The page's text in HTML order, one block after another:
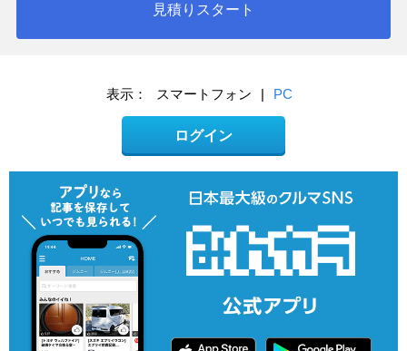
見積りスタート
表示： スマートフォン | PC
ログイン